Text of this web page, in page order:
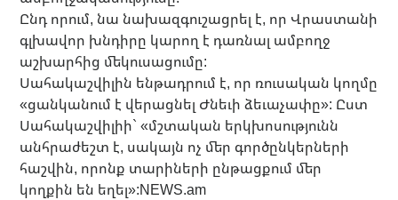
Ընդ որում, նա նախազգուշացրել է, որ Վրաստանի
գլխավոր խնդիրը կարող է դառնալ ամբողջ
աշխարհից մեկուսացումը:
Սահակաշվիլին ենթադրում է, որ ռուսական կողմը
«ցանկանում է վերացնել Ժնեւի ձեւաչափը»: Ըստ
Սահակաշվիլիի` «մշտական երկխոսությունն
անհրաժեշտ է, սակայն ոչ մեր գործընկերների
հաշվին, որոնք տարիների ընթացքում մեր
կողքին են եղել»:NEWS.am